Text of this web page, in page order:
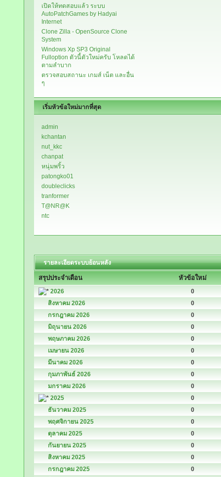
เปิดให้ทดสอบแล้ว ระบบ
AutoPatchGames by Hadyai
Internet
Clone Zilla - OpenSource Clone
System
Windows Xp SP3 Original
Fulloption ตัวนี้ตัวใหม่ครับ โหลดได้
ตามลำบาก
ตรวจสอบสถานะ เกมส์ เน็ต และอื่น
ๆ
เริ่มหัวข้อใหม่มากที่สุด
admin
kchantan
nut_kkc
chanpat
หนุ่มพริ้ว
patongko01
doubleclicks
tranformer
T@NR@K
ntc
รายละเอียดระบบย้อนหลัง
สรุปประจำเดือน หัวข้อใหม่
2026
0
สิงหาคม 2026
0
กรกฎาคม 2026
0
มิถุนายน 2026
0
พฤษภาคม 2026
0
เมษายน 2026
0
มีนาคม 2026
0
กุมภาพันธ์ 2026
0
มกราคม 2026
0
2025
0
ธันวาคม 2025
0
พฤศจิกายน 2025
0
ตุลาคม 2025
0
กันยายน 2025
0
สิงหาคม 2025
0
กรกฎาคม 2025
0